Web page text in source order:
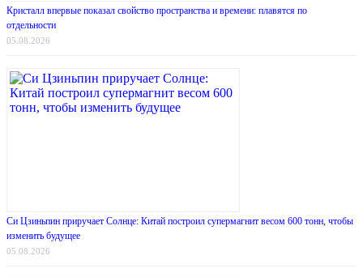
Кристалл впервые показал свойство пространства и времени: плавятся по
отдельности
05.08.2026
Си Цзиньпин приручает Солнце: Китай построил супермагнит весом 600 тонн, чтобы
изменить будущее
05.08.2026